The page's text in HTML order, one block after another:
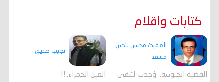
كتابات واقلام
العقيد/ محسن ناجي
مسعد
القضية الجنوبية.. وُجدت لتبقى
نجيب صديق
العين الحمراء..!!